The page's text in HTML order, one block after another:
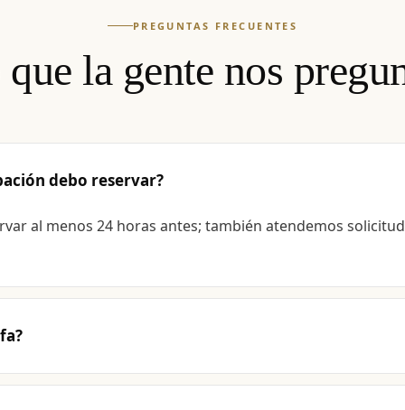
PREGUNTAS FRECUENTES
la gente nos
debo reservar?
al menos 24 horas antes; también atendemos